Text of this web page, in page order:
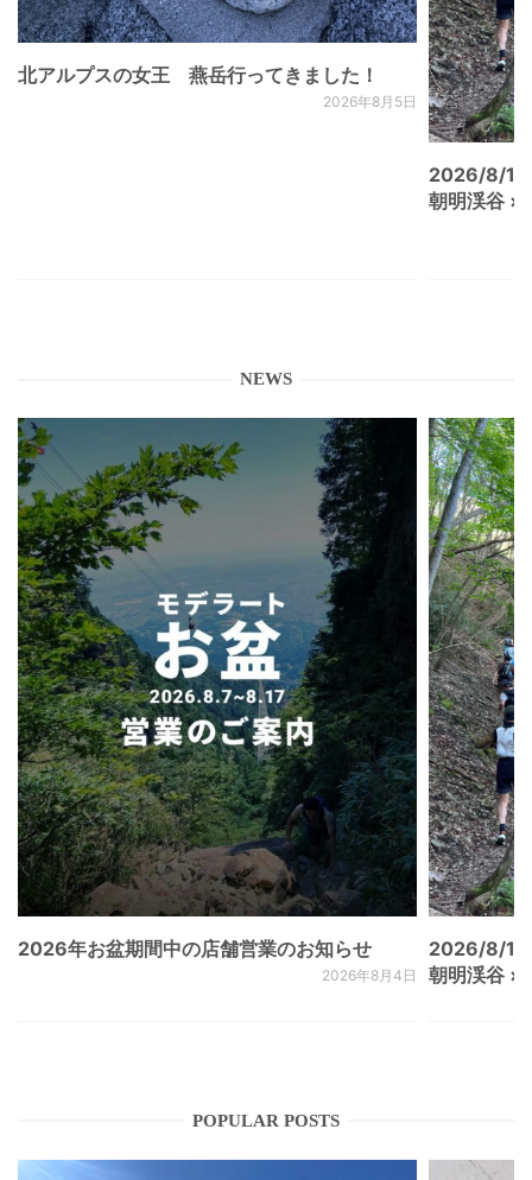
北アルプスの女王 燕岳行ってきました！
2026年8月5日
2026/8/
朝明渓谷 ×
NEWS
2026年お盆期間中の店舗営業のお知らせ
2026年8月4日
2026/8/
朝明渓谷 ×
POPULAR POSTS